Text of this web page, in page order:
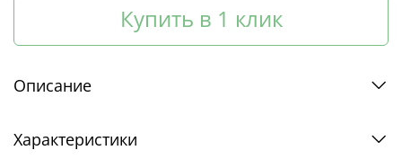
Купить в 1 клик
Описание
Характеристики